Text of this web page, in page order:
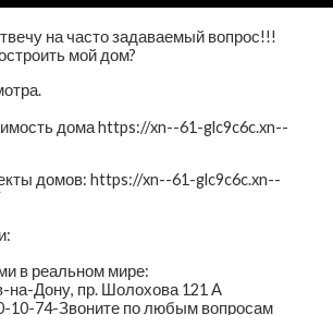
на часто задаваемый вопрос!!!
мой дом?
дома https://xn--61-glc9c6c.xn--
домов: https://xn--61-glc9c6c.xn--
в реальном мире:
на-Дону, пр. Шолохова 121 А
10-74-Звоните по любым вопросам